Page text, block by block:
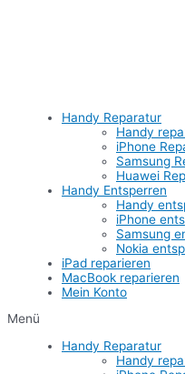
Handy Reparatur
Handy
iPhone
Samsung
Huawei
Handy Entsperren
Handy
iPhone
Samsung
Nokia
iPad reparieren
MacBook reparieren
Mein Konto
Menü
Handy Reparatur
Handy